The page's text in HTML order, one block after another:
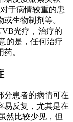
于病情较重的患
生物制剂等。
光疗，治疗的
的是，任何治疗
。
分患者的病情可在
易反复，尤其是在
然比较少见，但